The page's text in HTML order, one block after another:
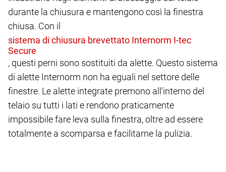
durante la chiusura e mantengono così la finestra
chiusa. Con il
, questi perni sono sostituiti da alette. Questo sistema
di alette Internorm non ha eguali nel settore delle
finestre. Le alette integrate premono all'interno del
telaio su tutti i lati e rendono praticamente
impossibile fare leva sulla finestra, oltre ad essere
totalmente a scomparsa e facilitarne la pulizia.